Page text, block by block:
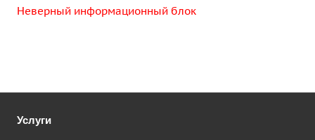
Неверный информационный блок
Услуги